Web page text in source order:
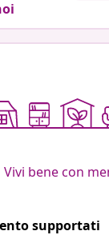
Vivi bene con
supportati